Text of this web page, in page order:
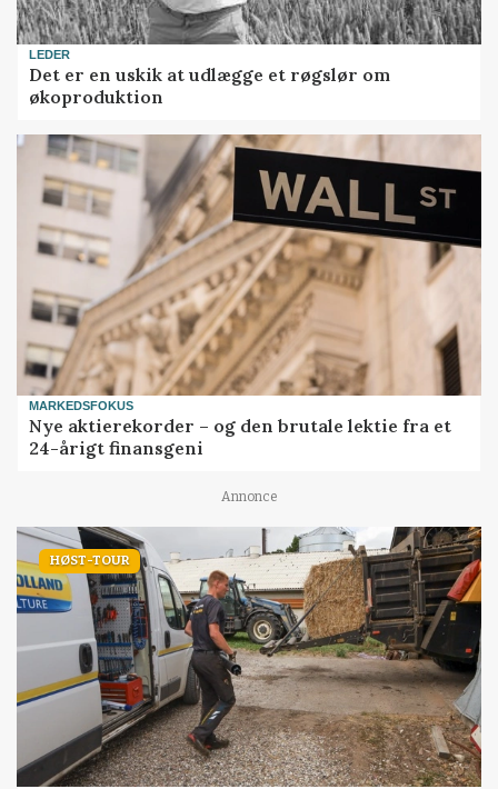
LEDER
Det er en uskik at udlægge et røgslør om
økoproduktion
MARKEDSFOKUS
Nye aktierekorder – og den brutale lektie fra et
24-årigt finansgeni
Annonce
HØST-TOUR